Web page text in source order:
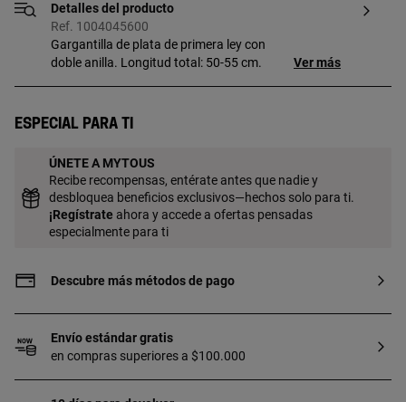
Detalles del producto
Ref. 1004045600
Gargantilla de plata de primera ley con
doble anilla. Longitud total: 50-55 cm.
Ver más
Especial para ti
ÚNETE A MYTOUS
Recibe recompensas, entérate antes que nadie y
desbloquea beneficios exclusivos—hechos solo para ti.
¡Regístrate ahora y accede a ofertas pensadas
especialmente para ti
Descubre más métodos de pago
Envío estándar gratis
en compras superiores a $100.000